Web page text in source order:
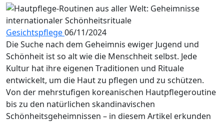
Gesichtspflege06/11/2024
Die Suche nach dem Geheimnis ewiger Jugend und
Schönheit ist so alt wie die Menschheit selbst. Jede
Kultur hat ihre eigenen Traditionen und Rituale
entwickelt, um die Haut zu pflegen und zu schützen.
Von der mehrstufigen koreanischen Hautpflegeroutine
bis zu den natürlichen skandinavischen
Schönheitsgeheimnissen – in diesem Artikel erkunden